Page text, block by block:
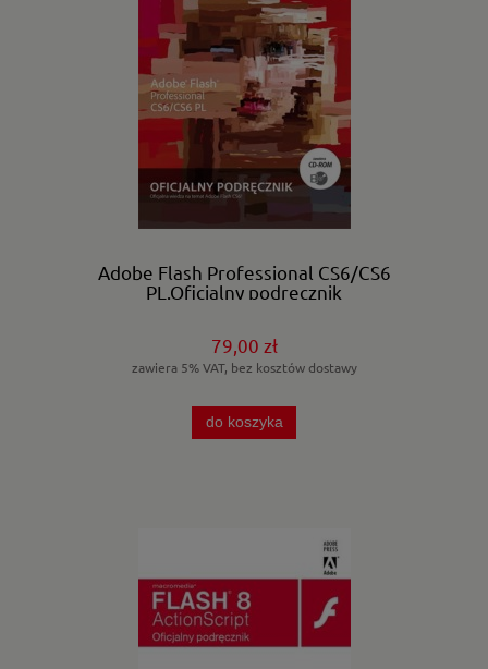
Adobe Flash Professional CS6/CS6
PL.Oficjalny podręcznik
79,00 zł
zawiera 5% VAT, bez kosztów dostawy
do koszyka